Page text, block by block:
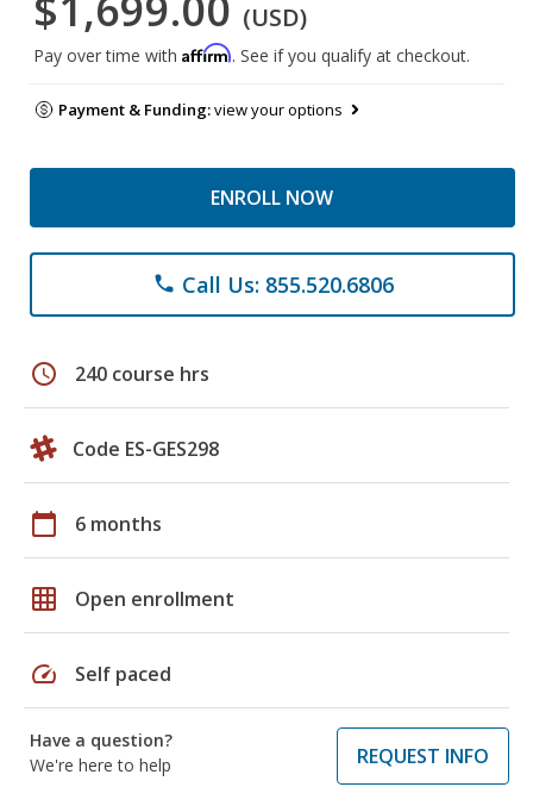
(USD)
Pay over time with Affirm. See if you qualify at checkout.
Payment & Funding:view your options
ENROLL NOW
phone Call Us: 855.520.6806
schedule 240 course hrs
Code ES-GES298
calendar_today 6 months
grid_on Open enrollment
speed Self paced
Have a question?
We're here to help
REQUEST INFO